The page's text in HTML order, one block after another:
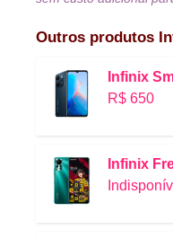
Outros produtos
Infinix
R$ 650
Infinix